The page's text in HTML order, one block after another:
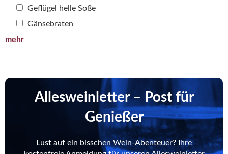
Geflügel helle Soße
Gänsebraten
mehr
Allesweinletter – Post für
Genießer
Lust auf ein bisschen Wein-Abenteuer? Ihre